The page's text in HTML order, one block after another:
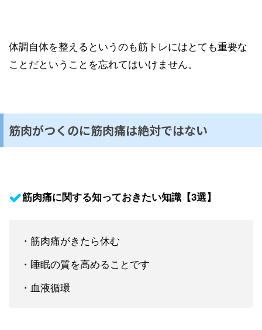
体調自体を整えるというのも筋トレにはとても重要な
ことだということを忘れてはいけません。
筋肉がつくのに筋肉痛は絶対ではない
筋肉痛に関する知っておきたい知識【3選】
・筋肉痛がきたら休む
・睡眠の質を高めることです
・血液循環